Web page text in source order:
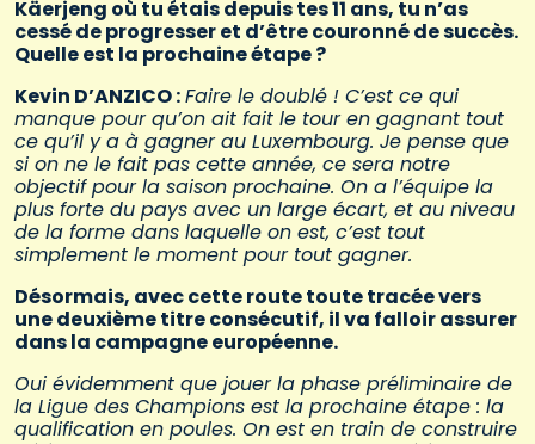
Käerjeng où tu étais depuis tes 11 ans, tu n’as
cessé de progresser et d’être couronné de succès.
Quelle est la prochaine étape ?
Kevin D’ANZICO :Faire le doublé ! C’est ce qui
manque pour qu’on ait fait le tour en gagnant tout
ce qu’il y a à gagner au Luxembourg. Je pense que
si on ne le fait pas cette année, ce sera notre
objectif pour la saison prochaine. On a l’équipe la
plus forte du pays avec un large écart, et au niveau
de la forme dans laquelle on est, c’est tout
simplement le moment pour tout gagner.
Désormais, avec cette route toute tracée vers
une deuxième titre consécutif, il va falloir assurer
dans la campagne européenne.
Oui évidemment que jouer la phase préliminaire de
la Ligue des Champions est la prochaine étape : la
qualification en poules. On est en train de construire